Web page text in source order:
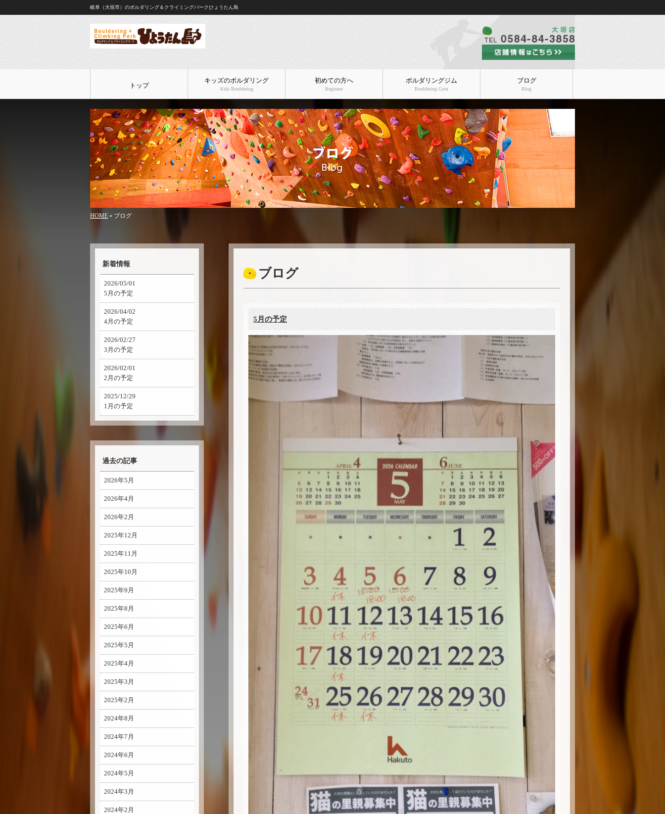
岐阜（大垣市）のボルダリング＆クライミングパークひょうたん島
トップ
キッズのボルダリング
Kids Bouldering
初めての方へ
Beginner
ボルダリングジム
Bouldering Gym
店舗案内
料金プラン
フロアガイド
企業様・社員様向けメニュー
ブログ
Blog
HOME » ブログ
ブログ
5月の予定
新着情報
2026/05/01
5月の予定
2026/04/02
4月の予定
2026/02/27
3月の予定
2026/02/01
2月の予定
2025/12/29
1月の予定
過去の記事
2026年5月
2026年4月
2026年2月
2025年12月
2025年11月
2025年10月
2025年9月
2025年8月
2025年6月
2025年5月
2025年4月
2025年3月
2025年2月
2024年8月
2024年7月
2024年6月
2024年5月
2024年3月
2024年2月